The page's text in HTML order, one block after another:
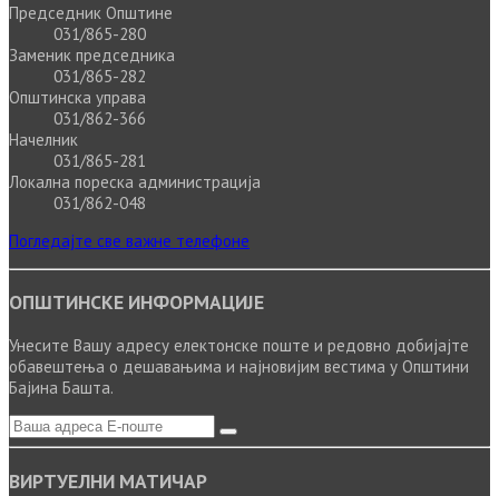
Председник Општине
031/865-280
Заменик председника
031/865-282
Општинска управа
031/862-366
Начелник
031/865-281
Локална пореска администрација
031/862-048
Погледајте све важне телефоне
ОПШТИНСКЕ ИНФОРМАЦИЈЕ
Унесите Вашу адресу електонске поште и редовно добијајте
обавештења о дешавањима и најновијим вестима у Општини
Бајина Башта.
ВИРТУЕЛНИ МАТИЧАР